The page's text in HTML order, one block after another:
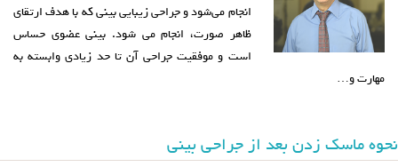
انجام می‌شود و جراحی زیبایی بینی که با هدف ارتقای
ظاهر صورت، انجام می شود. بینی عضوی حساس
است و موفقیت جراحی آن تا حد زیادی وابسته به
مهارت و…
نحوه ماسک زدن بعد از جراحی بینی